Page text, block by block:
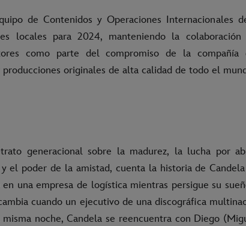
de Contenidos y Operaciones Internacionales
locales para 2024, manteniendo la colaboración
como parte del compromiso de la compañía
originales de alta calidad de todo el
generacional sobre la madurez, la lucha por
el poder de la amistad, cuenta la historia de
una empresa de logística mientras persigue su
cuando un ejecutivo de una discográfica
noche, Candela se reencuentra con Diego